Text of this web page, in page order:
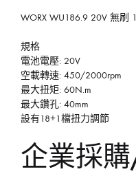
WORX WU186.9 20V 無刷
規格
電池電壓: 20V
空載轉速: 450/2000rpm
最大扭矩: 60N.m
最大鑽孔: 40mm
設有18+1檔扭力調節
企業採